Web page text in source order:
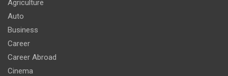
Agriculture
Auto
Business
Career
Career Abroad
Cinema